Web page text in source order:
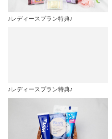
♪レディースプラン特典♪
♪レディースプラン特典♪